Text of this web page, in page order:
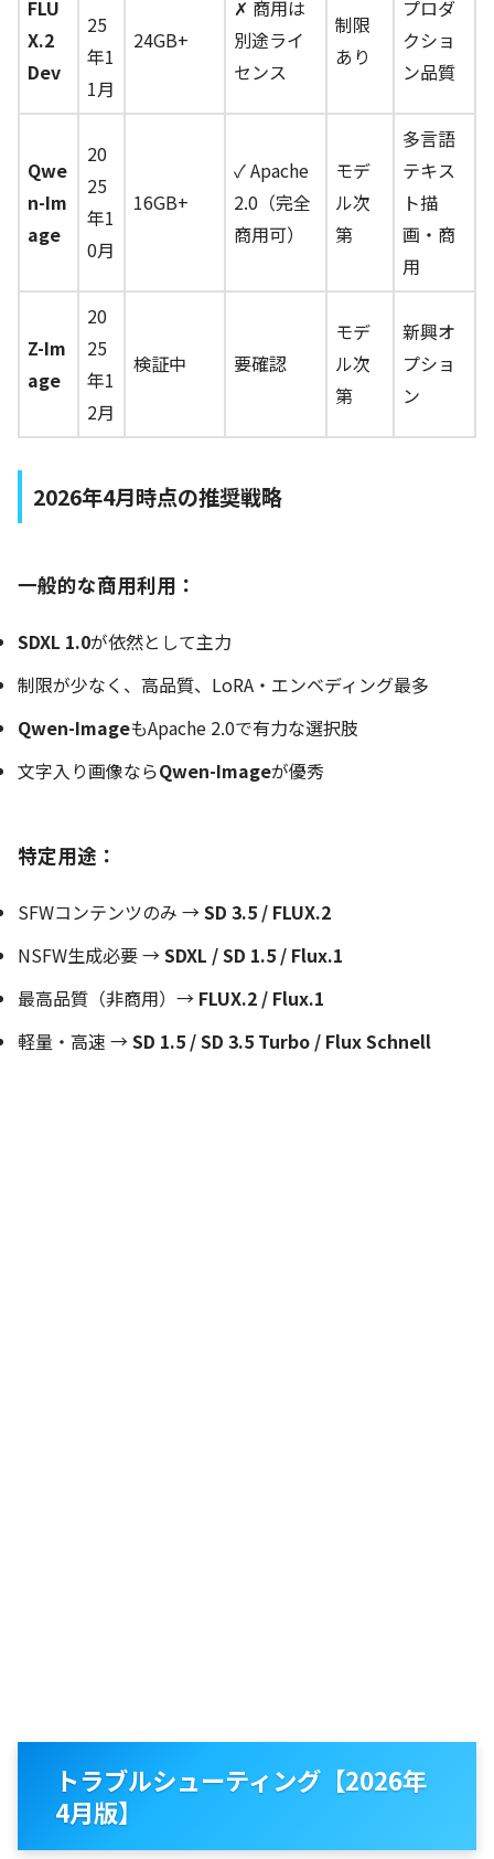
FLU
X.2
Dev
25
年1
1月
24GB+
✗ 商用は
別途ライ
センス
制限
あり
プロダ
クショ
ン品質
Qwe
n-Im
age
20
25
年1
0月
16GB+
✓ Apache
2.0（完全
商用可）
モデ
ル次
第
多言語
テキス
ト描
画・商
用
Z-Im
age
20
25
年1
2月
検証中 要確認
モデ
ル次
第
新興オ
プショ
ン
2026年4月時点の推奨戦略
一般的な商用利用：
SDXL 1.0が依然として主力
制限が少なく、高品質、LoRA・エンベディング最多
Qwen-ImageもApache 2.0で有力な選択肢
文字入り画像ならQwen-Imageが優秀
特定用途：
SFWコンテンツのみ →SD 3.5 / FLUX.2
NSFW生成必要 →SDXL / SD 1.5 / Flux.1
最高品質（非商用）→ FLUX.2 / Flux.1
軽量・高速 →SD 1.5 / SD 3.5 Turbo / Flux Schnell
トラブルシューティング【2026年
4月版】